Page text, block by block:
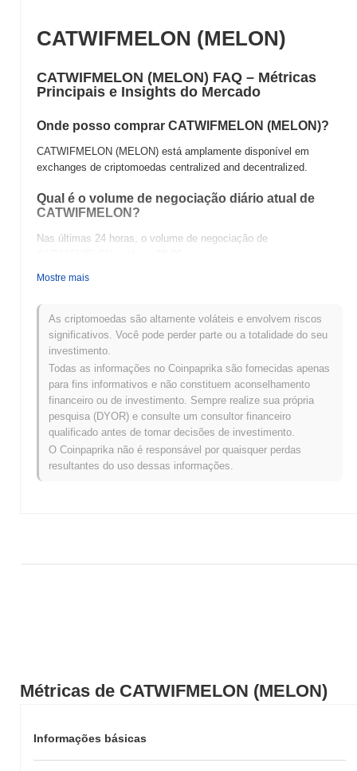
Métricas de CATWIFMELON (MELON)
Informações básicas
CATWIFMELON (MELON)
CATWIFMELON (MELON) FAQ – Métricas
Principais e Insights do Mercado
Onde posso comprar CATWIFMELON (MELON)?
CATWIFMELON (MELON) está amplamente disponível em
exchanges de criptomoedas centralized and decentralized.
Qual é o volume de negociação diário atual de
CATWIFMELON?
Nas últimas 24 horas, o volume de negociação de
Qual é o histórico da faixa de preço de
Máxima Histórica (ATH):€0.000166
Mínima Histórica (ATL):€0.00
CATWIFMELON está sendo negociado atualmente~89.21%
abaixo de sua ATH .
Como CATWIFMELON está se desempenhando
em comparação com o mercado cripto mais
amplo?
Nos últimos 7 dias, CATWIFMELON ganhou
Mostre mais
As criptomoedas são altamente voláteis e envolvem riscos
significativos. Você pode perder parte ou a totalidade do seu
investimento.
Todas as informações no Coinpaprika são fornecidas apenas
para fins informativos e não constituem aconselhamento
financeiro ou de investimento. Sempre realize sua própria
pesquisa (DYOR) e consulte um consultor financeiro
qualificado antes de tomar decisões de investimento.
O Coinpaprika não é responsável por quaisquer perdas
resultantes do uso dessas informações.